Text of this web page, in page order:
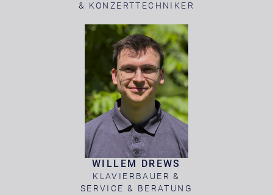
& KONZERTTECHNIKER
WILLEM DREWS
KLAVIERBAUER &
SERVICE & BERATUNG